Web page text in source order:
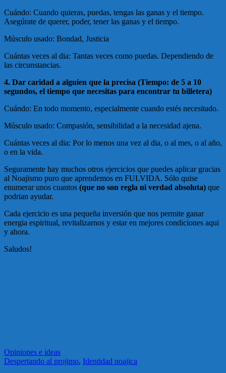
Cuándo: Cuando quieras, puedas, tengas las ganas y el tiempo.
Asegúrate de querer, poder, tener las ganas y el tiempo.
Músculo usado: Bondad, Justicia
Cuántas veces al dia: Tantas veces como puedas. Dependiendo de
las circunstancias.
4. Dar caridad a alguien que la precisa (Tiempo: de 5 a 10
segundos, el tiempo que necesitas para encontrar tu billetera)
Cuándo: En todo momento, especialmente cuando estés necesitado.
Músculo usado: Compasión, sensibilidad a la necesidad ajena.
Cuántas veces al dia: Por lo menos una vez al dia, o al mes, o al año,
o en la vida.
Seguramente hay muchos otros ejercicios que puedes aplicar gracias
al Noajismo puro que aprendemos en FULVIDA. Sólo quise
enumerar unos cuantos (que no son regla ni verdad absoluta) que
podrian ayudar.
Cada ejercicio es una pequeña inversión que nos permite ganar
energia espiritual, revitalizarnos y estar en mejores condiciones aqui
y ahora.
Saludos!
Opiniones e ideas
Despertando al projimo, Identidad noajica